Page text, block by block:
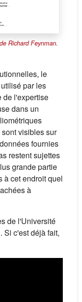
Richard Feynman(s'ouvre
.
le
par les
de l'expertise
dans un
visibles sur
fournies
restent sujettes
grande partie
à cet endroit quel
à
de l'Université
Si c'est déjà fait,